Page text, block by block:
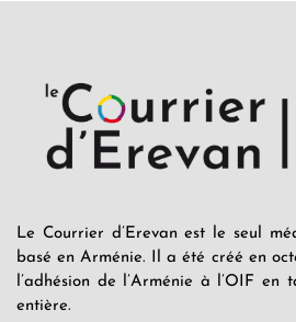
Le Courrier d’Erevan est le seul
basé en Arménie. Il a été créé en
l’adhésion de l’Arménie à l’OIF
entière.